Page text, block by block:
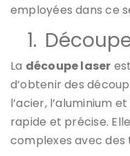
employées dans ce
1.
La découpe laser
d’obtenir des
l’acier, l’aluminium
rapide et précise.
complexes avec